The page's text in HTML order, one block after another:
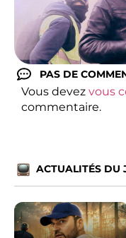
PAS DE
Vous devez vous
commentaire.
ACTUALITÉS DU